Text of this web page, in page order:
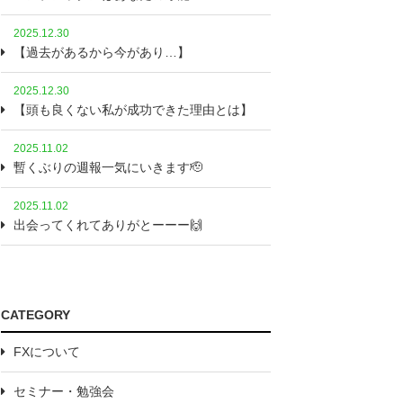
2025.12.30
【過去があるから今があり…】
2025.12.30
【頭も良くない私が成功できた理由とは】
2025.11.02
暫くぶりの週報一気にいきます🫡
2025.11.02
出会ってくれてありがとーーー🙌
CATEGORY
FXについて
セミナー・勉強会